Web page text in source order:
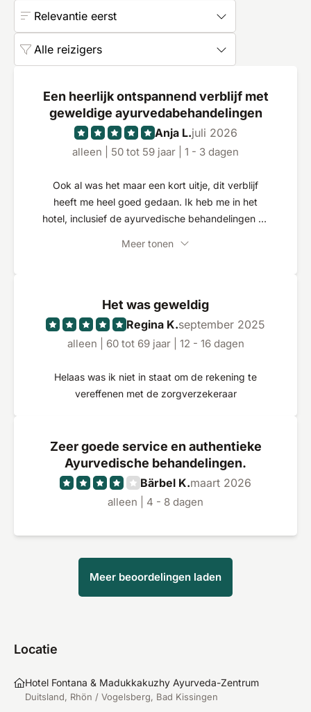
Relevantie eerst
Alle reizigers
Een heerlijk ontspannend verblijf met
geweldige ayurvedabehandelingen
Anja L.juli 2026
alleen | 50 tot 59 jaar | 1 - 3 dagen
Ook al was het maar een kort uitje, dit verblijf
heeft me heel goed gedaan. Ik heb me in het
hotel, inclusief de ayurvedische behandelingen en
was uitstekend georganiseerd.
Meer tonen
Het was geweldig
Regina K.september 2025
alleen | 60 tot 69 jaar | 12 - 16 dagen
Helaas was ik niet in staat om de rekening te
vereffenen met de zorgverzekeraar
Zeer goede service en authentieke
Ayurvedische behandelingen.
Bärbel K.maart 2026
alleen | 4 - 8 dagen
Meer beoordelingen laden
Locatie
Hotel Fontana & Madukkakuzhy Ayurveda-Zentrum
Duitsland, Rhön / Vogelsberg, Bad Kissingen